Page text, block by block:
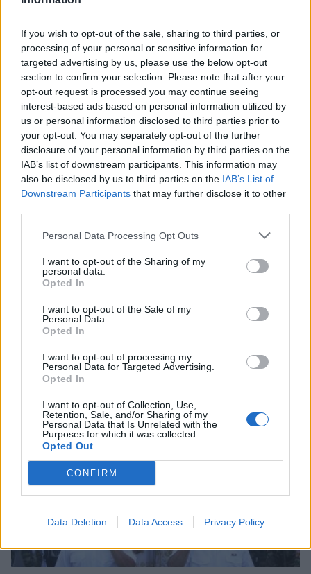
If you wish to opt-out of the sale, sharing to third parties, or
processing of your personal or sensitive information for
targeted advertising by us, please use the below opt-out
section to confirm your selection. Please note that after your
opt-out request is processed you may continue seeing
interest-based ads based on personal information utilized by
us or personal information disclosed to third parties prior to
your opt-out. You may separately opt-out of the further
disclosure of your personal information by third parties on the
IAB’s list of downstream participants. This information may
also be disclosed by us to third parties on the IAB’s List of
Downstream Participants that may further disclose it to other
Personal Data Processing Opt Outs
I want to opt-out of the Sharing of my
personal data.
Opted In
I want to opt-out of the Sale of my
Personal Data.
Opted In
I want to opt-out of processing my
Personal Data for Targeted Advertising.
Opted In
I want to opt-out of Collection, Use,
Retention, Sale, and/or Sharing of my
Personal Data that Is Unrelated with the
Purposes for which it was collected.
Opted Out
CONFIRM
Data Deletion Data Access Privacy Policy
Σπάρτη: Πανηγυρίζει ο Ιδρυματικός Ναός του
Ασύλου Ανιάτων «Άγιος Παντελεήμων»
21/07/2026 19:14
Γιορτή Προφήτη Ηλία: Γιατί οι εκκλησίες του
20/07/2026 08:14